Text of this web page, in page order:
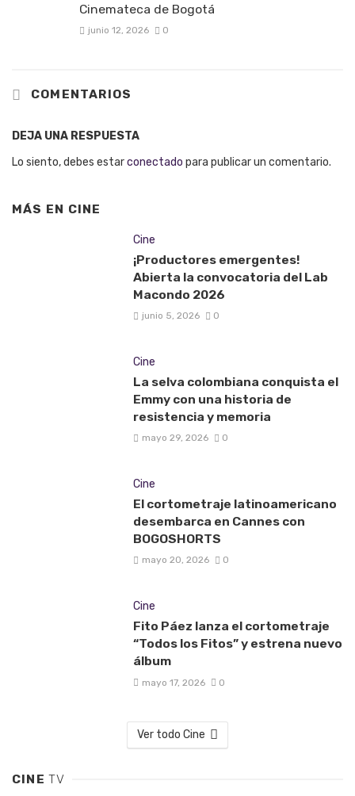
Cinemateca de Bogotá
junio 12, 2026 0
COMENTARIOS
DEJA UNA RESPUESTA
Lo siento, debes estarconectado para publicar un comentario.
MÁS EN CINE
Cine
¡Productores emergentes!
Abierta la convocatoria del Lab
Macondo 2026
junio 5, 2026 0
Cine
La selva colombiana conquista el
Emmy con una historia de
resistencia y memoria
mayo 29, 2026 0
Cine
El cortometraje latinoamericano
desembarca en Cannes con
BOGOSHORTS
mayo 20, 2026 0
Cine
Fito Páez lanza el cortometraje
“Todos los Fitos” y estrena nuevo
álbum
mayo 17, 2026 0
Ver todo Cine
CINETV